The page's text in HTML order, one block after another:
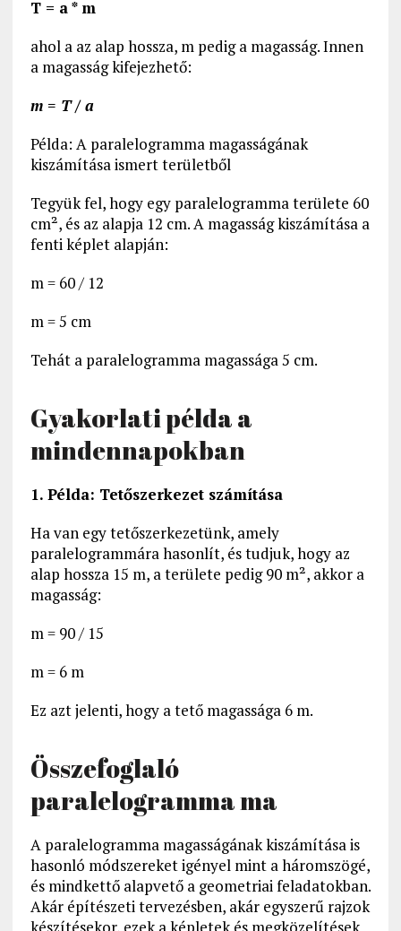
T = a * m
ahol a az alap hossza, m pedig a magasság. Innen
a magasság kifejezhető:
m = T / a
Példa: A paralelogramma magasságának
kiszámítása ismert területből
Tegyük fel, hogy egy paralelogramma területe 60
cm², és az alapja 12 cm. A magasság kiszámítása a
fenti képlet alapján:
m = 60 / 12
m = 5 cm
Tehát a paralelogramma magassága 5 cm.
Gyakorlati példa a
mindennapokban
1. Példa: Tetőszerkezet számítása
Ha van egy tetőszerkezetünk, amely
paralelogrammára hasonlít, és tudjuk, hogy az
alap hossza 15 m, a területe pedig 90 m², akkor a
magasság:
m = 90 / 15
m = 6 m
Ez azt jelenti, hogy a tető magassága 6 m.
Összefoglaló
paralelogramma ma
A paralelogramma magasságának kiszámítása is
hasonló módszereket igényel mint a háromszögé,
és mindkettő alapvető a geometriai feladatokban.
Akár építészeti tervezésben, akár egyszerű rajzok
készítésekor, ezek a képletek és megközelítések